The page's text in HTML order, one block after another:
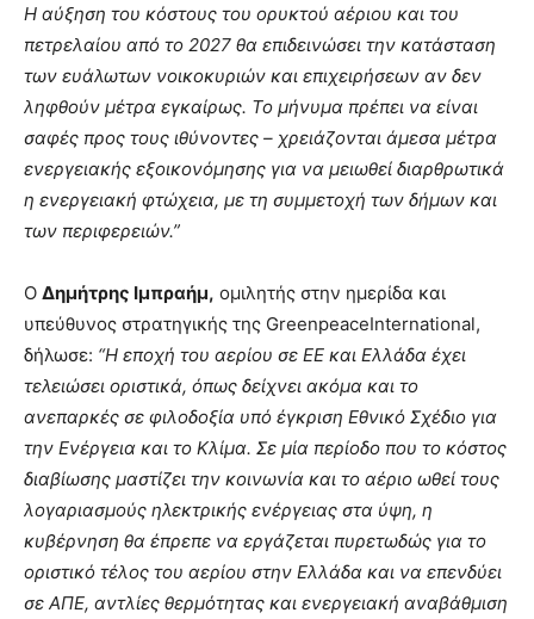
Η αύξηση του κόστους του ορυκτού αέριου και του
πετρελαίου από το 2027 θα επιδεινώσει την κατάσταση
των ευάλωτων νοικοκυριών και επιχειρήσεων αν δεν
ληφθούν μέτρα εγκαίρως. Το μήνυμα πρέπει να είναι
σαφές προς τους ιθύνοντες – χρειάζονται άμεσα μέτρα
ενεργειακής εξοικονόμησης για να μειωθεί διαρθρωτικά
η ενεργειακή φτώχεια, με τη συμμετοχή των δήμων και
των περιφερειών.”
Ο Δημήτρης Ιμπραήμ, ομιλητής στην ημερίδα και
υπεύθυνος στρατηγικής της GreenpeaceInternational,
δήλωσε: “Η εποχή του αερίου σε ΕΕ και Ελλάδα έχει
τελειώσει οριστικά, όπως δείχνει ακόμα και το
ανεπαρκές σε φιλοδοξία υπό έγκριση Εθνικό Σχέδιο για
την Ενέργεια και το Κλίμα. Σε μία περίοδο που το κόστος
διαβίωσης μαστίζει την κοινωνία και το αέριο ωθεί τους
λογαριασμούς ηλεκτρικής ενέργειας στα ύψη, η
κυβέρνηση θα έπρεπε να εργάζεται πυρετωδώς για το
οριστικό τέλος του αερίου στην Ελλάδα και να επενδύει
σε ΑΠΕ, αντλίες θερμότητας και ενεργειακή αναβάθμιση